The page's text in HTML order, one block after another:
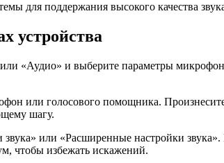
для поддержания высокого качества
устройства
«Аудио» и выберите параметры
или голосового помощника.
шагу.
или «Расширенные настройки
чтобы избежать искажений.